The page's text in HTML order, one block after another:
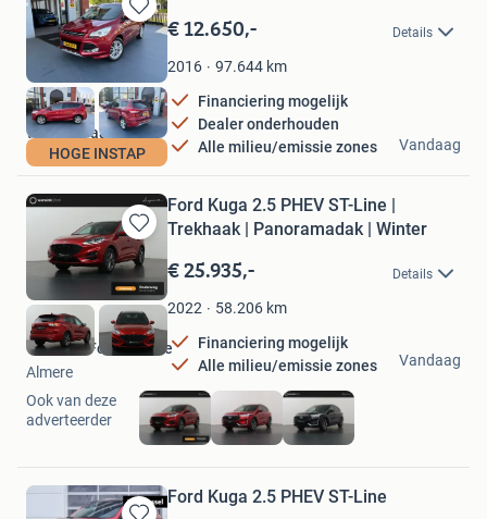
Bewaren
in
Mijn
Favorieten
HOGE INSTAP
€ 12.650,- Details
2016 97.644 km
Financiering mogelijk
Dealer onderhouden
Alle milieu/emissie zones
van der Vaart auto's
Elst
Vandaag
Bewaren
in
Mijn
Favorieten
Ford Kuga 2.5 PHEV ST-Line |
Trekhaak | Panoramadak | Winter
€ 25.935,- Details
2022 58.206 km
Financiering mogelijk
Alle milieu/emissie zones
Wensink Ford Almere
Almere
Vandaag
Ook van deze
adverteerder
Ford Kuga 2.5 PHEV ST-Line